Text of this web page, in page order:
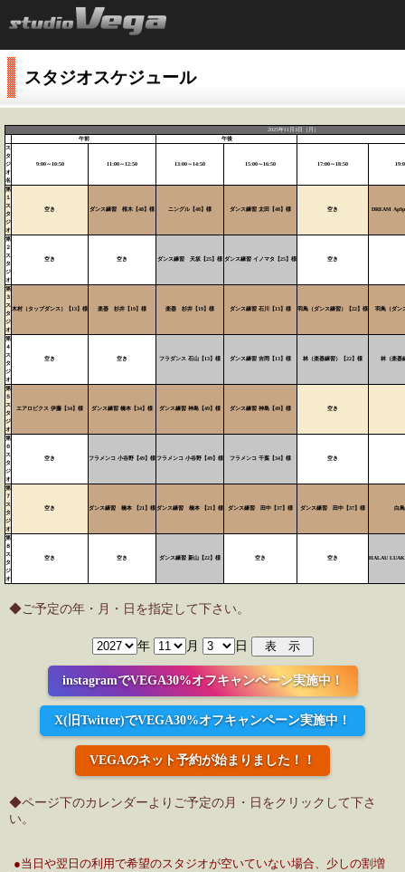
スタジオスケジュール
2025年11月3日（月）
午前
午後
ス
タ
ジ
オ
名
9:00～10:50 11:00～12:50 13:00～14:50 15:00～16:50 17:00～18:50
第
１
ス
タ
ジ
オ
空き ダンス練習 根木【48】様 ニングル【48】様 ダンス練習 太田【48】様 空き DREAM
第
２
ス
タ
ジ
オ
空き 空き ダンス練習 天坂【25】様 ダンス練習 イノマタ【25】様 空き
第
３
ス
タ
ジ
オ
木村（タップダンス）【13】様 楽器 杉井【19】様 楽器 杉井【19】様 ダンス練習 石川【13】様 羽鳥（ダンス練習）【22】様 羽鳥（ダン
第
４
ス
タ
ジ
オ
空き 空き フラダンス 石山【13】様 ダンス練習 吉岡【13】様 林（楽器練習）【22】様 林（楽器
第
５
ス
タ
ジ
オ
エアロビクス 伊藤【34】様 ダンス練習 橋本【34】様 ダンス練習 神島【49】様 ダンス練習 神島【49】様 空き
第
６
ス
タ
ジ
オ
空き フラメンコ 小谷野【49】様フラメンコ 小谷野【49】様 フラメンコ 千葉【34】様 空き
第
７
ス
タ
ジ
オ
空き ダンス練習 橋本 【21】様ダンス練習 橋本 【21】様 ダンス練習 田中【37】様 ダンス練習 田中【37】様 白
第
８
ス
タ
ジ
オ
空き 空き ダンス練習 新山【22】様 空き 空き HALAU
◆ご予定の年・月・日を指定して下さい。
年 月 日
instagramでVEGA30%オフキャンペーン実施中！
X(旧Twitter)でVEGA30%オフキャンペーン実施中！
VEGAのネット予約が始まりました！！
◆ページ下のカレンダーよりご予定の月・日をクリックして下さ
い。
●当日や翌日の利用で希望のスタジオが空いていない場合、少しの割増